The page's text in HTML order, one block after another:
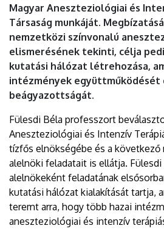
Magyar Aneszteziológiai és
Társaság munkáját.
nemzetközi színvonalú
elismerésének tekinti, célja
kutatási hálózat létrehozása,
intézmények együttműködését
beágyazottságát.
Fülesdi Béla professzort
Aneszteziológiai és Intenzív
tízfős elnökségébe és a
alelnöki feladatait is ellátja. Fülesdi
alelnökeként feladatának
kutatási hálózat kialakítását tartja,
teremt arra, hogy több hazai
aneszteziológiai és intenzív